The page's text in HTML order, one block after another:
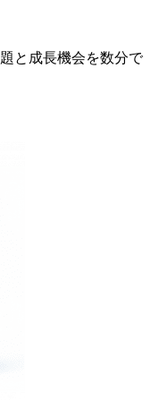
と成長機会を数分で